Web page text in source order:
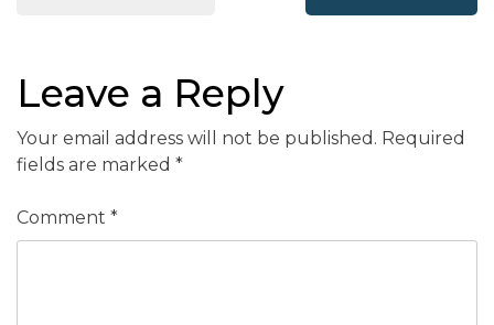
Leave a Reply
Your email address will not be published. Required
fields are marked *
Comment *